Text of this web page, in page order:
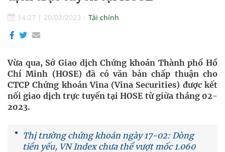
14:27 | 20/02/2023 Tài chính
Vừa qua, Sở Giao dịch Chứng khoán Thành phố Hồ
Chí Minh (HOSE) đã có văn bản chấp thuận cho
CTCP Chứng khoán Vina (Vina Securities) được kết
nối giao dịch trực tuyến tại HOSE từ giữa tháng 02-
2023.
Thị trường chứng khoán ngày 17-02: Dòng
tiền yếu, VN Index chưa thể vượt mốc 1.060